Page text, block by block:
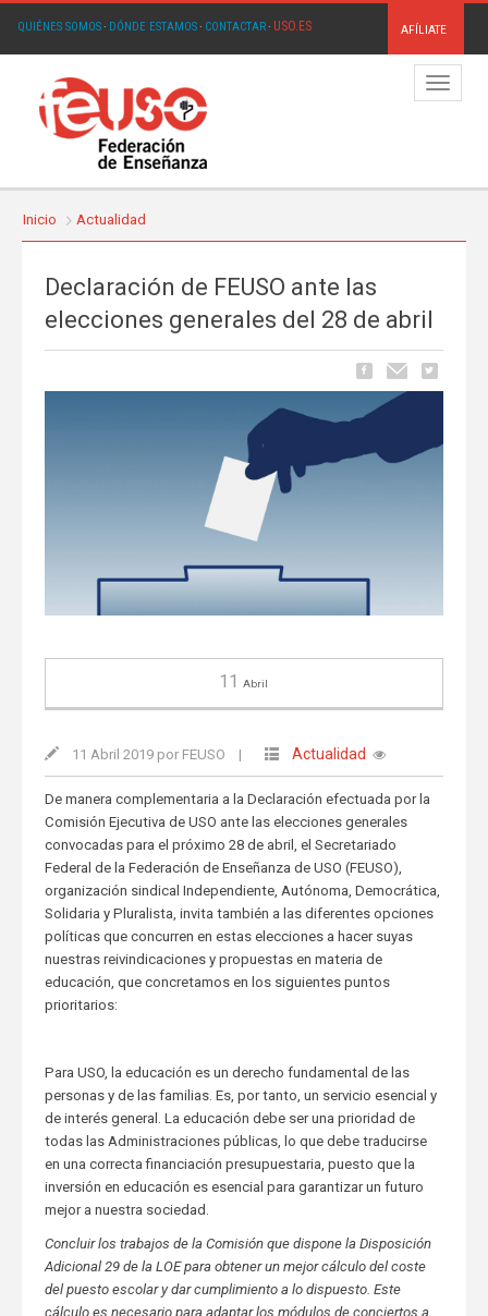
QUIÉNES SOMOS· DÓNDE ESTAMOS· CONTACTAR· USO.ES AFÍLIATE
Menú
Inicio Actualidad
Declaración de FEUSO ante las
elecciones generales del 28 de abril
11Abril
11 Abril 2019 por FEUSO | Actualidad
De manera complementaria a la Declaración efectuada por la
Comisión Ejecutiva de USO ante las elecciones generales
convocadas para el próximo 28 de abril, el Secretariado
Federal de la Federación de Enseñanza de USO (FEUSO),
organización sindical Independiente, Autónoma, Democrática,
Solidaria y Pluralista, invita también a las diferentes opciones
políticas que concurren en estas elecciones a hacer suyas
nuestras reivindicaciones y propuestas en materia de
educación, que concretamos en los siguientes puntos
prioritarios:
Para USO, la educación es un derecho fundamental de las
personas y de las familias. Es, por tanto, un servicio esencial y
de interés general. La educación debe ser una prioridad de
todas las Administraciones públicas, lo que debe traducirse
en una correcta financiación presupuestaria, puesto que la
inversión en educación es esencial para garantizar un futuro
mejor a nuestra sociedad.
Concluir los trabajos de la Comisión que dispone la Disposición
Adicional 29 de la LOE para obtener un mejor cálculo del coste
del puesto escolar y dar cumplimiento a lo dispuesto. Este
cálculo es necesario para adaptar los módulos de conciertos a